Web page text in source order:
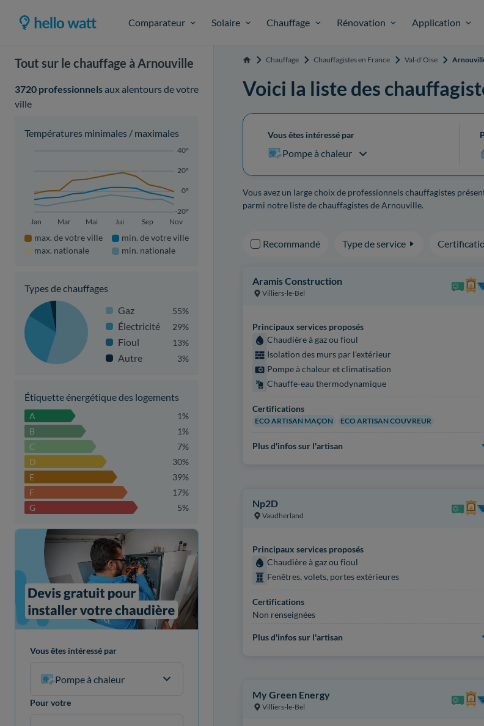
Comparateur Solaire Chauffage Rénovation Application
Tout sur le chauffage à Arnouville
3720 professionnelsaux alentours de votre
ville
Températures minimales / maximales
-20°
0°
20°
40°
Jan Mar Mai Jui Sep Nov
max. de votre ville
max. nationale
min. de votre ville
min. nationale
Types de chauffages
Gaz
55%
Électricité 29%
Fioul 13%
Autre 3%
Étiquette énergétique des logements
A
1%
B
1%
C
7%
D
30%
E
39%
F
17%
G
5%
Vous êtes intéressé par
Pompe à chaleur
Pour votre
Accueil Chauffage Chauffagistes en France Val-d'Oise
Voici la liste des
Vous êtes intéressé par
Pompe à chaleur
Vous avez un large choix de professionnels chauffagistes
parmi notre liste de chauffagistes de Arnouville.
Recommandé Type de service
Aramis Construction
Villiers-le-Bel
Principaux services proposés
Chaudière à gaz ou fioul
Isolation des murs par l'extérieur
Pompe à chaleur et climatisation
Chauffe-eau thermodynamique
Certifications
ECO ARTISAN MAÇON ECO ARTISAN COUVREUR
Plus d'infos sur l'artisan
Np2D
Vaudherland
Principaux services proposés
Chaudière à gaz ou fioul
Fenêtres, volets, portes extérieures
Certifications
Non renseignées
Plus d'infos sur l'artisan
My Green Energy
Villiers-le-Bel